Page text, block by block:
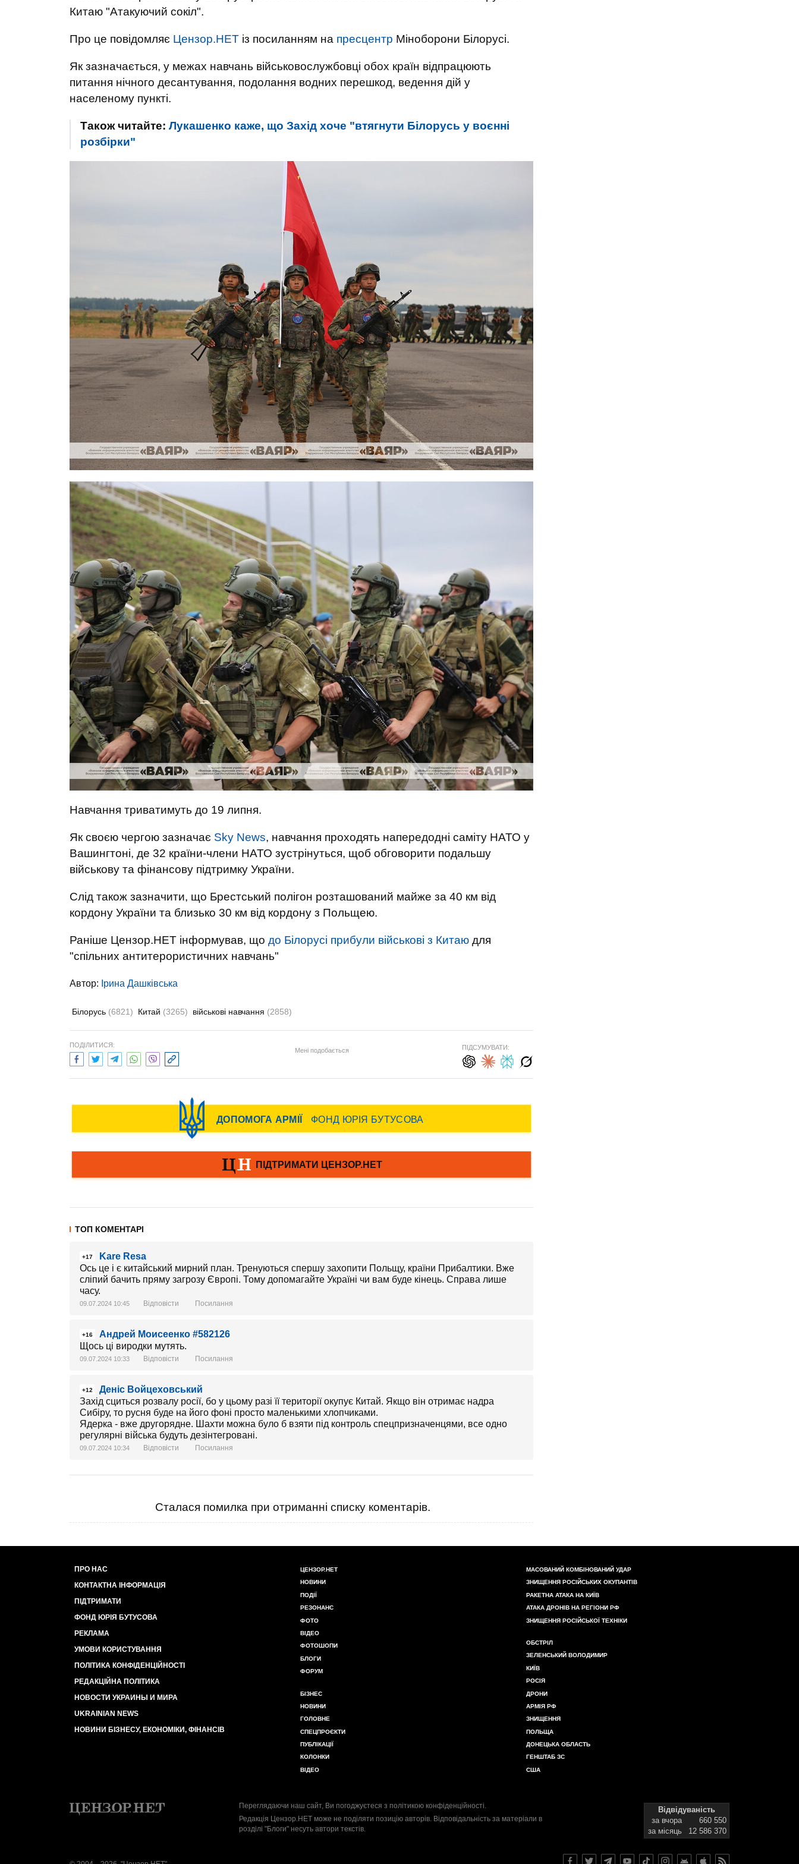
Китаю "Атакуючий сокіл".
Про це повідомляє Цензор.НЕТ із посиланням на пресцентр Міноборони Білорусі.
Як зазначається, у межах навчань військовослужбовці обох країн відпрацюють
питання нічного десантування, подолання водних перешкод, ведення дій у
населеному пункті.
Також читайте: Лукашенко каже, що Захід хоче "втягнути Білорусь у воєнні
розбірки"
Навчання триватимуть до 19 липня.
Як своєю чергою зазначає Sky News, навчання проходять напередодні саміту НАТО у
Вашингтоні, де 32 країни-члени НАТО зустрінуться, щоб обговорити подальшу
військову та фінансову підтримку України.
Слід також зазначити, що Брестський полігон розташований майже за 40 км від
кордону України та близько 30 км від кордону з Польщею.
Раніше Цензор.НЕТ інформував, що до Білорусі прибули військові з Китаю для
"спільних антитерористичних навчань"
Автор: Ірина Дашківська
Білорусь (6821) Китай (3265) військові навчання (2858)
ПОДІЛИТИСЯ:
Мені подобається ПІДСУМУВАТИ:
ТОП КОМЕНТАРІ
+17
Kare Resa
Ось це і є китайський мирний план. Тренуються спершу захопити Польщу, країни Прибалтики. Вже
сліпий бачить пряму загрозу Європі. Тому допомагайте Україні чи вам буде кінець. Справа лише
часу.
09.07.2024 10:45 Відповісти Посилання
+16
Андрей Моисеенко #582126
Щось ці виродки мутять.
09.07.2024 10:33 Відповісти Посилання
+12
Деніс Войцеховський
Захід сциться розвалу росії, бо у цьому разі її території окупує Китай. Якщо він отримає надра
Сибіру, то русня буде на його фоні просто маленькими хлопчиками.
Ядерка - вже другорядне. Шахти можна було б взяти під контроль спецпризначенцями, все одно
регулярні війська будуть дезінтегровані.
09.07.2024 10:34 Відповісти Посилання
Сталася помилка при отриманні списку коментарів.
ПРО НАС
КОНТАКТНА ІНФОРМАЦІЯ
ПІДТРИМАТИ
ФОНД ЮРІЯ БУТУСОВА
РЕКЛАМА
УМОВИ КОРИСТУВАННЯ
ПОЛІТИКА КОНФІДЕНЦІЙНОСТІ
РЕДАКЦІЙНА ПОЛІТИКА
НОВОСТИ УКРАИНЫ И МИРА
UKRAINIAN NEWS
НОВИНИ БІЗНЕСУ, ЕКОНОМІКИ, ФІНАНСІВ
ЦЕНЗОР.НЕТ
НОВИНИ
ПОДІЇ
РЕЗОНАНС
ФОТО
ВІДЕО
ФОТОШОПИ
БЛОГИ
ФОРУМ
БІЗНЕС
НОВИНИ
ГОЛОВНЕ
СПЕЦПРОЄКТИ
ПУБЛІКАЦІЇ
КОЛОНКИ
ВІДЕО
МАСОВАНИЙ КОМБІНОВАНИЙ УДАР
ЗНИЩЕННЯ РОСІЙСЬКИХ ОКУПАНТІВ
РАКЕТНА АТАКА НА КИЇВ
АТАКА ДРОНІВ НА РЕГІОНИ РФ
ЗНИЩЕННЯ РОСІЙСЬКОЇ ТЕХНІКИ
ОБСТРІЛ
ЗЕЛЕНСЬКИЙ ВОЛОДИМИР
КИЇВ
РОСІЯ
ДРОНИ
АРМІЯ РФ
ЗНИЩЕННЯ
ПОЛЬЩА
ДОНЕЦЬКА ОБЛАСТЬ
ГЕНШТАБ ЗС
США
Переглядаючи наш сайт, Ви погоджуєтеся з політикою конфіденційності.
Редакція Цензор.НЕТ може не поділяти позицію авторів. Відповідальність за матеріали в
розділі "Блоги" несуть автори текстів.
Відвідуваність
за вчора
660 550
за місяць
12 586 370